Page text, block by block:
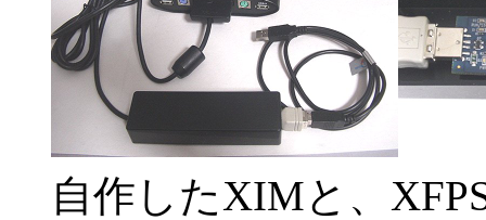
自作したXIMと、